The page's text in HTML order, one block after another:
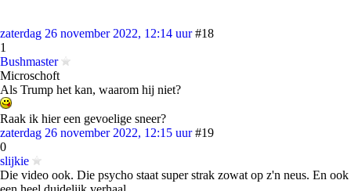
zaterdag 26 november 2022, 12:14 uur #18
1
Bushmaster
Microschoft
Als Trump het kan, waarom hij niet?
Raak ik hier een gevoelige sneer?
zaterdag 26 november 2022, 12:15 uur #19
0
slijkie
Die video ook. Die psycho staat super strak zowat op z'n neus. En ook